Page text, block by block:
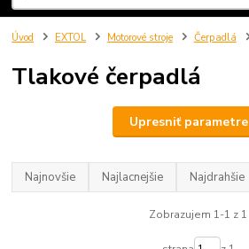
Úvod EXTOL Motorové stroje Čerpadlá
Tlakové čerpadlá
Upresniť parametre
Najnovšie Najlacnejšie Najdrahšie
Zobrazujem 1-1 z 1